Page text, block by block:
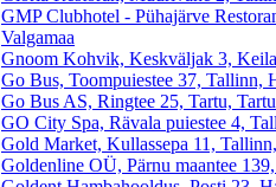
GMP Clubhotel - Pühajärve
Valgamaa
Gnoom Kohvik, Keskväljak 3,
Go Bus, Toompuiestee 37, Tallinn,
Go Bus AS, Ringtee 25, Tartu,
GO City Spa, Rävala puiestee 4,
Gold Market, Kullassepa 11,
Goldenline OÜ, Pärnu maantee